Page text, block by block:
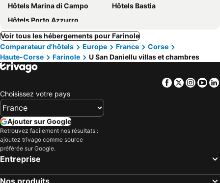
Hôtels Marina di Campo
Hôtels Bastia
Hôtels Porto Azzurro
Voir tous les hébergements pour Farinole
Comparateur d'hôtels
Europe France
Corse
Haute-Corse
Farinole U San Daniellu villas et chambres
Facebook
Twitter
Choisissez votre pays
Ajouter sur Google
Retrouvez facilement nos résultats :
ajoutez trivago comme source
préférée sur Google.
Entreprise
Nos produits